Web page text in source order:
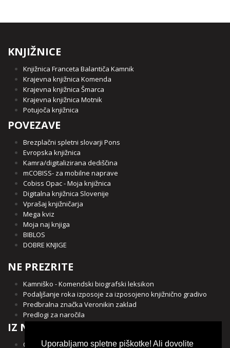
KNJIŽNICE
Knjižnica Franceta Balantiča Kamnik
Krajevna knjižnica Komenda
Krajevna knjižnica Šmarca
Krajevna knjižnica Motnik
Potujoča knjižnica
POVEZAVE
Brezplačni spletni slovarji Pons
Evropska knjižnica
Kamra/digitalizirana dediščina
mCOBISS- za mobilne naprave
Cobiss Opac - Moja knjižnica
Digitalna knjižnica Slovenije
Vprašaj knjižničarja
Mega kviz
Moja naj knjiga
BIBLOS
DOBRE KNJIGE
NE PREZRITE
Kamniško - Komendski biografski leksikon
Podaljšanje roka izposoje za izposojeno knjižnično gradivo
Predbralna značka Veronikin zaklad
Predlogi za naročila
IZ NAŠE OBČINE
Občina Kamnik
Uporabljamo spletne piškotke! Ali dovolite